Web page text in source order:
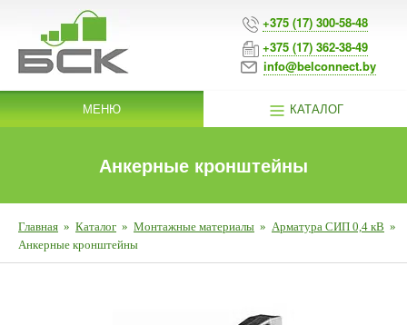
+375 (17) 300-58-48
+375 (17) 362-38-49
info@belconnect.by
МЕНЮ КАТАЛОГ
Анкерные кронштейны
Главная » Каталог » Монтажные материалы » Арматура СИП 0,4 кВ »
Анкерные кронштейны